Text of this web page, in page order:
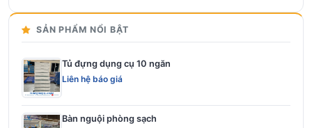
SẢN PHẨM NỔI BẬT
Tủ đựng dụng cụ 10 ngăn
Liên hệ báo giá
Bàn nguội phòng sạch